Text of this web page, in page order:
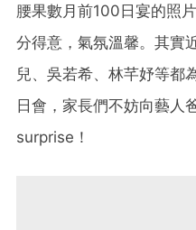
腰果數月前100日宴的照
分得意，氣氛溫馨。其實
兒、吳若希、林芊妤等都
日會，家長們不妨向藝人
surprise！